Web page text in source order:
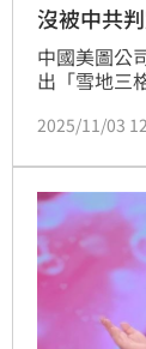
沒被中共
中國美圖公
出「雪地三
統竟跳出「
民黨主席鄭
格照」，似
2025/11/03